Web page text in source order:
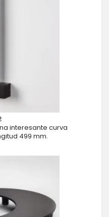
interesante curva
499 mm.